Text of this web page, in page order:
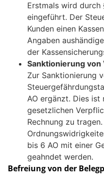
Erstmals wird durch
eingeführt. Der
Kunden einen
Angaben
der
Sanktionierung
Zur Sanktionierung
AO ergänzt. Dies ist
gesetzlichen
Rechnung zu
bis 6 AO mit einer
geahndet werden.
Befreiung von der